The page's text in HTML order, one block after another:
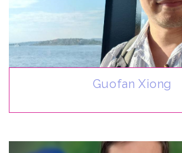
Guofan Xiong